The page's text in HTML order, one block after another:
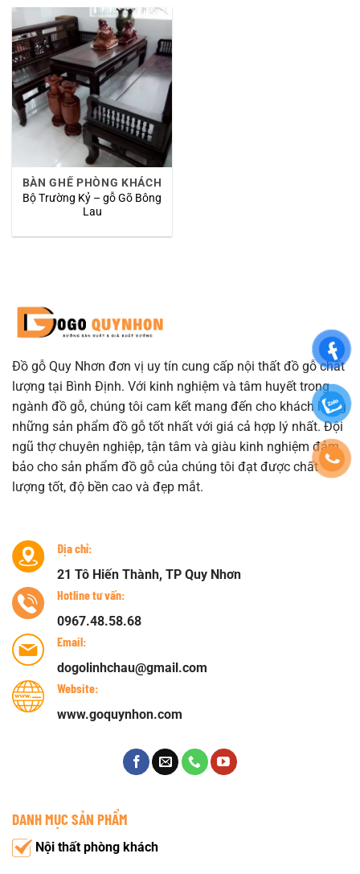
BÀN GHẾ PHÒNG KHÁCH
Bộ Trường Kỷ – gỗ Gõ Bông
Lau
Đồ gỗ Quy Nhơn đơn vị uy tín cung cấp nội thất đồ gỗ chất
lượng tại Bình Định. Với kinh nghiệm và tâm huyết trong
ngành đồ gỗ, chúng tôi cam kết mang đến cho khách hàng
những sản phẩm đồ gỗ tốt nhất với giá cả hợp lý nhất. Đội
ngũ thợ chuyên nghiệp, tận tâm và giàu kinh nghiệm đảm
bảo cho sản phẩm đồ gỗ của chúng tôi đạt được chất
lượng tốt, độ bền cao và đẹp mắt.
Địa chỉ:
21 Tô Hiến Thành, TP Quy Nhơn
Hotline tư vấn:
0967.48.58.68
Email:
dogolinhchau@gmail.com
Website:
www.goquynhon.com
DANH MỤC SẢN PHẨM
Nội thất phòng khách